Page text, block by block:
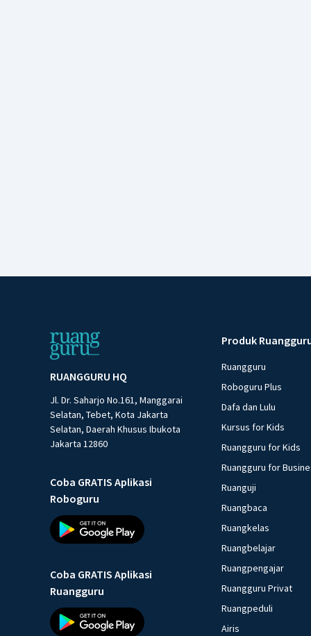
RUANGGURU HQ
Jl. Dr. Saharjo No.161, Manggarai
Selatan, Tebet, Kota Jakarta
Selatan, Daerah Khusus Ibukota
Jakarta 12860
Coba GRATIS Aplikasi
Roboguru
Coba GRATIS Aplikasi
Ruangguru
Produk
Ruangguru
Roboguru Plus
Dafa dan Lulu
Kursus for Kids
Ruangguru for Kids
Ruangguru for
Ruanguji
Ruangbaca
Ruangkelas
Ruangbelajar
Ruangpengajar
Ruangguru Privat
Ruangpeduli
Airis